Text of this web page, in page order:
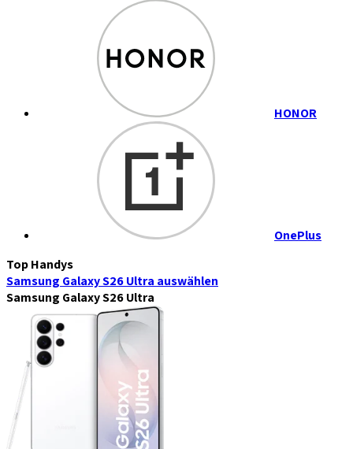
HONOR
OnePlus
Top Handys
Samsung Galaxy S26 Ultra auswählen
Samsung Galaxy S26 Ultra